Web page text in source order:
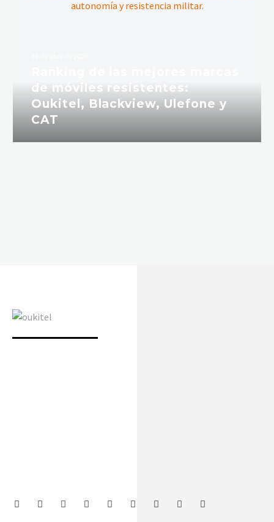
de móviles resistentes:
Oukitel, Blackview, Ulefone y
CAT